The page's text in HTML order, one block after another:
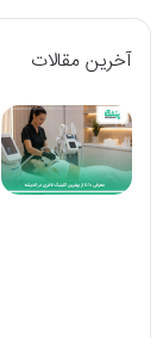
آخرین مقالات